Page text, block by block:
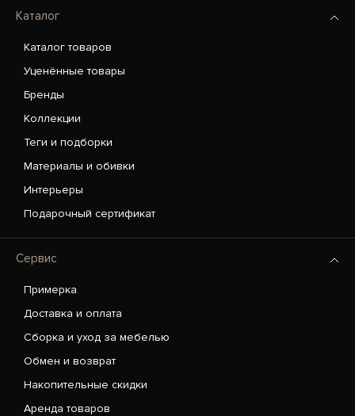
Каталог
Каталог товаров
Уценённые товары
Бренды
Коллекции
Теги и подборки
Материалы и обивки
Интерьеры
Подарочный сертификат
Сервис
Примерка
Доставка и оплата
Сборка и уход за мебелью
Обмен и возврат
Накопительные скидки
Аренда товаров